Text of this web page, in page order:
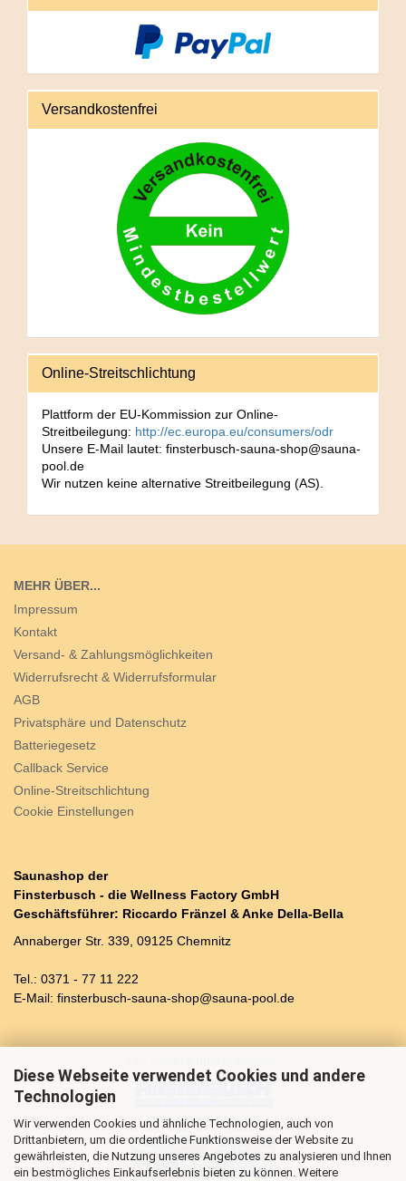
Diese Webseite verwendet Cookies und andere
Technologien
Wir verwenden Cookies und ähnliche Technologien, auch von
Drittanbietern, um die ordentliche Funktionsweise der Website zu
gewährleisten, die Nutzung unseres Angebotes zu analysieren und Ihnen
ein bestmögliches Einkaufserlebnis bieten zu können. Weitere
Versandkostenfrei
Online-Streitschlichtung
Plattform der EU-Kommission zur Online-
Streitbeilegung: http://ec.europa.eu/consumers/odr
Unsere E-Mail lautet: finsterbusch-sauna-shop@sauna-
pool.de
Wir nutzen keine alternative Streitbeilegung (AS).
MEHR ÜBER...
Impressum
Kontakt
Versand- & Zahlungsmöglichkeiten
Widerrufsrecht & Widerrufsformular
AGB
Privatsphäre und Datenschutz
Batteriegesetz
Callback Service
Online-Streitschlichtung
Cookie Einstellungen
Saunashop der
Finsterbusch - die Wellness Factory GmbH
Geschäftsführer: Riccardo Fränzel & Anke Della-Bella
Annaberger Str. 339, 09125 Chemnitz
Tel.: 0371 - 77 11 222
E-Mail: finsterbusch-sauna-shop@sauna-pool.de
www.sauna-pool.de